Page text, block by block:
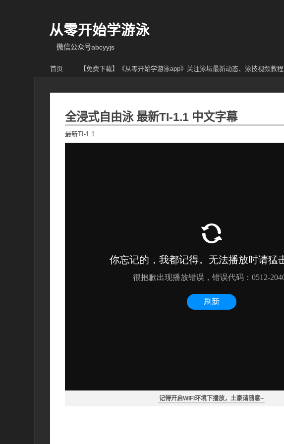
从零开始学游泳
微信公众号abcyyjs
首页 【免费下载】《从零开始学游泳app》关注泳坛最新动态、泳技视频教程
全浸式自由泳 最新TI-1.1 中文字幕
最新TI-1.1
记得开启WIFI环境下播放，土豪请随意~